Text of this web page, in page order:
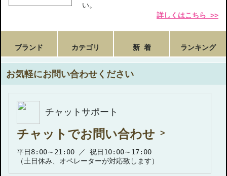
い。
詳しくはこちら >>
ブランド カテゴリ 新 着 ランキング
お気軽にお問い合わせください
チャットサポート
チャットでお問い合わせ
平日8:00～21:00 ／ 祝日10:00～17:00
（土日休み、オペレーターが対応致します）